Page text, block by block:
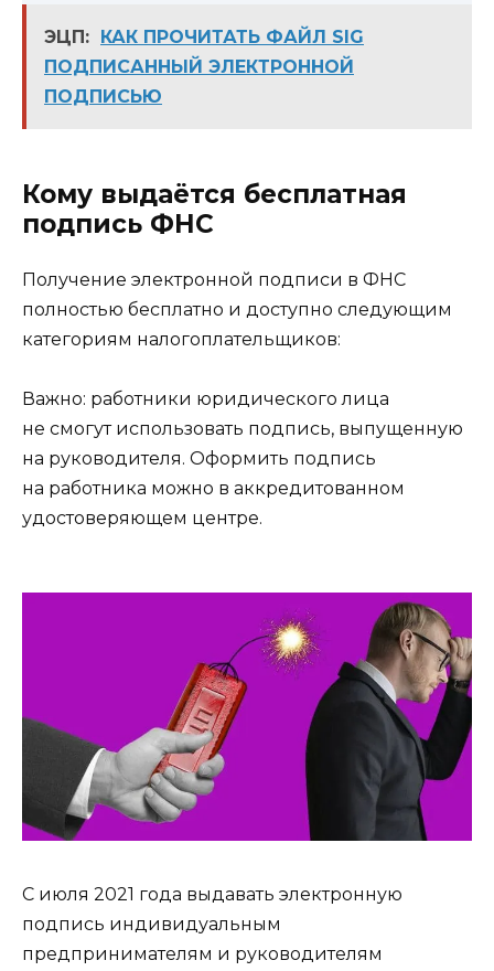
ЭЦП: КАК ПРОЧИТАТЬ ФАЙЛ SIG
ПОДПИСАННЫЙ ЭЛЕКТРОННОЙ
ПОДПИСЬЮ
Кому выдаётся бесплатная
подпись ФНС
Получение электронной подписи в ФНС
полностью бесплатно и доступно следующим
категориям налогоплательщиков:
Важно: работники юридического лица
не смогут использовать подпись, выпущенную
на руководителя. Оформить подпись
на работника можно в аккредитованном
удостоверяющем центре.
С июля 2021 года выдавать электронную
подпись индивидуальным
предпринимателям и руководителям